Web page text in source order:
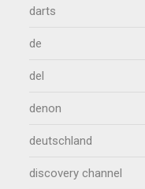
darts
de
del
denon
deutschland
discovery channel